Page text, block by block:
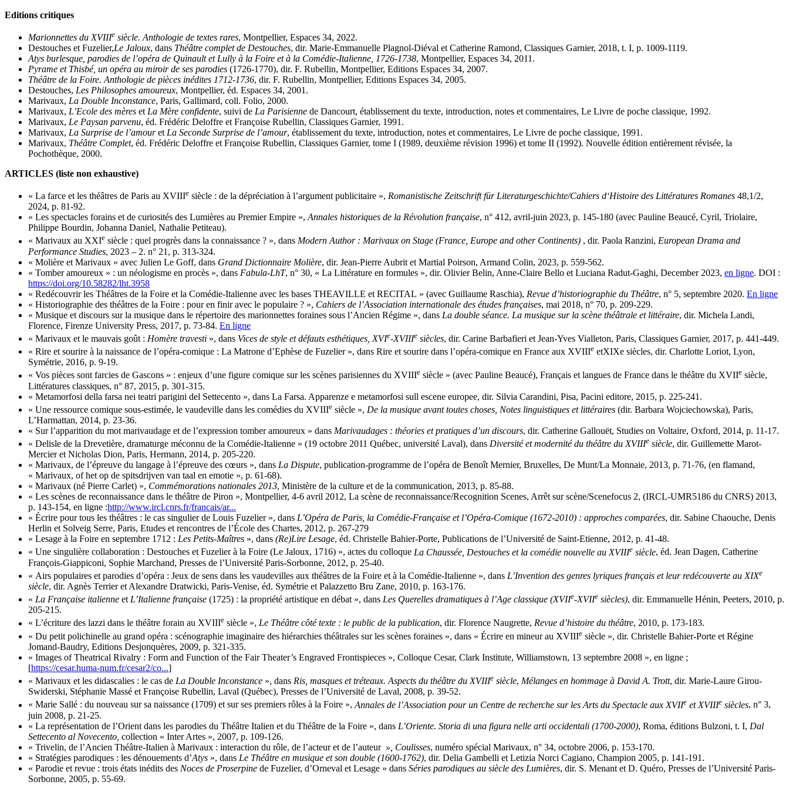
Editions critiques
Marionnettes du XVIIIe siècle. Anthologie de textes rares, Montpellier, Espaces 34, 2022.
Destouches et Fuzelier,Le Jaloux, dans Théâtre complet de Destouches, dir. Marie-Emmanuelle Plagnol-Diéval et Catherine Ramond, Classiques Garnier, 2018, t. I, p. 1009-1119.
Atys burlesque, parodies de l’opéra de Quinault et Lully à la Foire et à la Comédie-Italienne, 1726-1738, Montpellier, Espaces 34, 2011.
Pyrame et Thisbé, un opéra au miroir de ses parodies (1726-1770), dir. F. Rubellin, Montpellier, Editions Espaces 34, 2007.
Théâtre de la Foire. Anthologie de pièces inédites 1712-1736, dir. F. Rubellin, Montpellier, Editions Espaces 34, 2005.
Destouches, Les Philosophes amoureux, Montpellier, éd. Espaces 34, 2001.
Marivaux, La Double Inconstance, Paris, Gallimard, coll. Folio, 2000.
Marivaux, L’Ecole des mères et La Mère confidente, suivi de La Parisienne de Dancourt, établissement du texte, introduction, notes et commentaires, Le Livre de poche classique, 1992.
Marivaux, Le Paysan parvenu, éd. Frédéric Deloffre et Françoise Rubellin, Classiques Garnier, 1991.
Marivaux, La Surprise de l’amouret La Seconde Surprise de l’amour, établissement du texte, introduction, notes et commentaires, Le Livre de poche classique, 1991.
Marivaux, Théâtre Complet, éd. Frédéric Deloffre et Françoise Rubellin, Classiques Garnier, tome I (1989, deuxième révision 1996) et tome II (1992). Nouvelle édition entièrement révisée, la
Pochothèque, 2000.
ARTICLES (liste non exhaustive)
« La farce et les théâtres de Paris au XVIIIe siècle : de la dépréciation à l’argument publicitaire », Romanistische Zeitschrift für Literaturgeschichte/Cahiers d‘Histoire des Littératures Romanes 48,1/2,
2024, p. 81-92.
« Les spectacles forains et de curiosités des Lumières au Premier Empire »,Annales historiques de la Révolution française, n° 412, avril-juin 2023, p. 145-180 (avec Pauline Beaucé, Cyril, Triolaire,
Philippe Bourdin, Johanna Daniel, Nathalie Petiteau).
« Marivaux au XXIe siècle : quel progrès dans la connaissance ? », dans Modern Author : Marivaux on Stage (France, Europe and other Continents) , dir. Paola Ranzini, European Drama and
Performance Studies, 2023 – 2. n° 21, p. 313-324.
« Molière et Marivaux » avec Julien Le Goff, dans Grand Dictionnaire Molière, dir. Jean-Pierre Aubrit et Martial Poirson, Armand Colin, 2023, p. 559-562.
« Tomber amoureux » : un néologisme en procès », dans Fabula-LhT, n° 30, « La Littérature en formules », dir. Olivier Belin, Anne-Claire Bello et Luciana Radut-Gaghi, December 2023, en ligne. DOI :
https://doi.org/10.58282/lht.3958
« Redécouvrir les Théâtres de la Foire et la Comédie-Italienne avec les bases THEAVILLE et RECITAL » (avec Guillaume Raschia), Revue d’historiographie du Théâtre, n° 5, septembre 2020. En ligne
« Historiographie des théâtres de la Foire : pour en finir avec le populaire ? », Cahiers de l’Association internationale des études françaises, mai 2018, n° 70, p. 209-229.
« Musique et discours sur la musique dans le répertoire des marionnettes foraines sous l’Ancien Régime », dans La double séance. La musique sur la scène théâtrale et littéraire, dir. Michela Landi,
Florence, Firenze University Press, 2017, p. 73-84. En ligne
« Marivaux et le mauvais goût : Homère travesti », dans Vices de style et défauts esthétiques, XVIe-XVIIIe siècles, dir. Carine Barbafieri et Jean-Yves Vialleton, Paris, Classiques Garnier, 2017, p. 441-449.
« Rire et sourire à la naissance de l’opéra-comique : La Matrone d’Ephèse de Fuzelier », dans Rire et sourire dans l’opéra-comique en France aux XVIIIe etXIXe siècles, dir. Charlotte Loriot, Lyon,
Symétrie, 2016, p. 9-19.
« Vos pièces sont farcies de Gascons » : enjeux d’une figure comique sur les scènes parisiennes du XVIIIe siècle » (avec Pauline Beaucé), Français et langues de France dans le théâtre du XVIIe siècle,
Littératures classiques, n° 87, 2015, p. 301-315.
« Metamorfosi della farsa nei teatri parigini del Settecento », dans La Farsa. Apparenze e metamorfosi sull escene europee, dir. Silvia Carandini, Pisa, Pacini editore, 2015, p. 225-241.
« Une ressource comique sous-estimée, le vaudeville dans les comédies du XVIIIe siècle », De la musique avant toutes choses, Notes linguistiques et littéraires (dir. Barbara Wojciechowska), Paris,
L’Harmattan, 2014, p. 23-36.
« Sur l’apparition du mot marivaudage et de l’expression tomber amoureux » dans Marivaudages : théories et pratiques d’un discours, dir. Catherine Gallouët, Studies on Voltaire, Oxford, 2014, p. 11-17.
« Delisle de la Drevetière, dramaturge méconnu de la Comédie-Italienne » (19 octobre 2011 Québec, université Laval), dans Diversité et modernité du théâtre du XVIIIe siècle, dir. Guillemette Marot-
Mercier et Nicholas Dion, Paris, Hermann, 2014, p. 205-220.
« Marivaux, de l’épreuve du langage à l’épreuve des cœurs », dans La Dispute, publication-programme de l’opéra de Benoît Mernier, Bruxelles, De Munt/La Monnaie, 2013, p. 71-76, (en flamand,
« Marivaux, of het op de spitsdrijven van taal en emotie », p. 61-68).
« Marivaux (né Pierre Carlet) », Commémorations nationales 2013, Ministère de la culture et de la communication, 2013, p. 85-88.
« Les scènes de reconnaissance dans le théâtre de Piron », Montpellier, 4-6 avril 2012, La scène de reconnaissance/Recognition Scenes, Arrêt sur scène/Scenefocus 2, (IRCL-UMR5186 du CNRS) 2013,
p. 143-154, en ligne :http://www.ircl.cnrs.fr/francais/ar...
« Écrire pour tous les théâtres : le cas singulier de Louis Fuzelier », dans L’Opéra de Paris, la Comédie-Française et l’Opéra-Comique (1672-2010) : approches comparées, dir. Sabine Chaouche, Denis
Herlin et Solveig Serre, Paris, Etudes et rencontres de l’École des Chartes, 2012, p. 267-279
« Lesage à la Foire en septembre 1712 : Les Petits-Maîtres », dans (Re)Lire Lesage, éd. Christelle Bahier-Porte, Publications de l’Université de Saint-Etienne, 2012, p. 41-48.
« Une singulière collaboration : Destouches et Fuzelier à la Foire (Le Jaloux, 1716) », actes du colloque La Chaussée, Destouches et la comédie nouvelle au XVIIIe siècle, éd. Jean Dagen, Catherine
François-Giappiconi, Sophie Marchand, Presses de l’Université Paris-Sorbonne, 2012, p. 25-40.
« Airs populaires et parodies d’opéra : Jeux de sens dans les vaudevilles aux théâtres de la Foire et à la Comédie-Italienne », dans L’Invention des genres lyriques français et leur redécouverte au XIXe
siècle, dir. Agnès Terrier et Alexandre Dratwicki, Paris-Venise, éd. Symétrie et Palazzetto Bru Zane, 2010, p. 163-176.
« La Française italienne etL’Italienne française (1725) : la propriété artistique en débat », dans Les Querelles dramatiques à l’Age classique (XVIIe-XVIIe siècles), dir. Emmanuelle Hénin, Peeters, 2010, p.
205-215.
« L’écriture des lazzi dans le théâtre forain au XVIIIe siècle », Le Théâtre côté texte : le public de la publication, dir. Florence Naugrette, Revue d’histoire du théâtre, 2010, p. 173-183.
« Du petit polichinelle au grand opéra : scénographie imaginaire des hiérarchies théâtrales sur les scènes foraines », dans « Écrire en mineur au XVIIIe siècle », dir. Christelle Bahier-Porte et Régine
Jomand-Baudry, Editions Desjonquères, 2009, p. 321-335.
« Images of Theatrical Rivalry : Form and Function of the Fair Theater’s Engraved Frontispieces », Colloque Cesar, Clark Institute, Williamstown, 13 septembre 2008 », en ligne ;
[https://cesar.huma-num.fr/cesar2/co...]
« Marivaux et les didascalies : le cas de La Double Inconstance », dans Ris, masques et tréteaux. Aspects du théâtre du XVIIIe siècle, Mélanges en hommage à David A. Trott, dir. Marie-Laure Girou-
Swiderski, Stéphanie Massé et Françoise Rubellin, Laval (Québec), Presses de l’Université de Laval, 2008, p. 39-52.
« Marie Sallé : du nouveau sur sa naissance (1709) et sur ses premiers rôles à la Foire », Annales de l’Association pour un Centre de recherche sur les Arts du Spectacle aux XVIIe et XVIIIe siècles, n° 3,
juin 2008, p. 21-25.
« La représentation de l’Orient dans les parodies du Théâtre Italien et du Théâtre de la Foire », dans L’Oriente. Storia di una figura nelle arti occidentali (1700-2000), Roma, éditions Bulzoni, t. I, Dal
Settecento al Novecento, collection « Inter Artes », 2007, p. 109-126.
« Trivelin, de l’Ancien Théâtre-Italien à Marivaux : interaction du rôle, de l’acteur et de l’auteur », Coulisses, numéro spécial Marivaux, n° 34, octobre 2006, p. 153-170.
« Stratégies parodiques : les dénouements d’Atys », dans Le Théâtre en musique et son double (1600-1762), dir. Delia Gambelli et Letizia Norci Cagiano, Champion 2005, p. 141-191.
« Parodie et revue : trois états inédits des Noces de Proserpine de Fuzelier, d’Orneval et Lesage » dans Séries parodiques au siècle des Lumières, dir. S. Menant et D. Quéro, Presses de l’Université Paris-
Sorbonne, 2005, p. 55-69.